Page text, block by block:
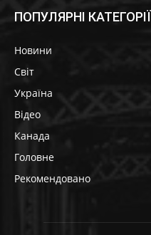
ПОПУЛЯРНІ КАТЕГОРІЇ
Новини
Світ
Україна
Відео
Канада
Головне
Рекомендовано